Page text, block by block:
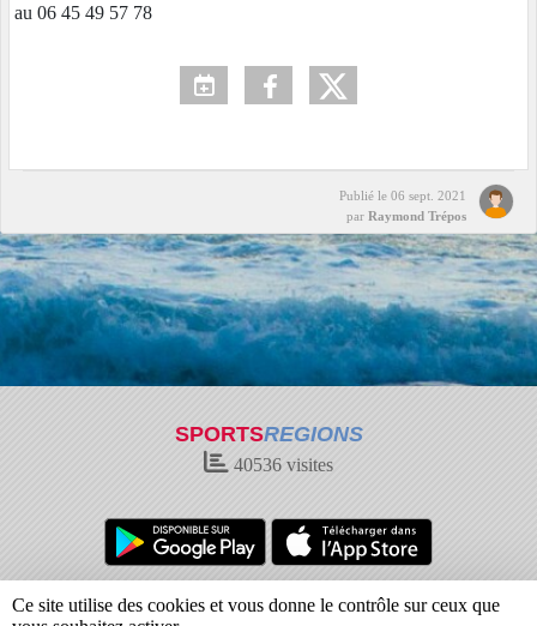
au 06 45 49 57 78
Publié le 06 sept. 2021
par Raymond Trépos
SPORTSREGIONS
40536 visites
Charte cookies
Gestion des cookies
Ce site utilise des cookies et vous donne le contrôle sur ceux que